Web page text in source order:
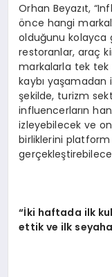
Orhan Beyazıt,
önce hangi
olduğunu kolayca
restoranlar, araç
markalarla tek
kaybı yaşamadan
şekilde, turizm
influencerların
izleyebilecek ve
birliklerini
“İki haftada ilk
ettik ve ilk